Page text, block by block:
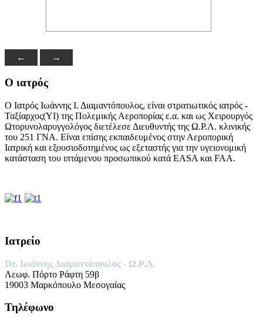
← →
Ο ιατρός
Ο Ιατρός Ιωάννης Ι. Διαμαντόπουλος, είναι στρατιωτικός ιατρός -
Ταξίαρχος(ΥΙ) της Πολεμικής Αεροπορίας ε.α. και ως Χειρουργός
Ωτορυνολαρυγγολόγος διετέλεσε Διευθυντής της Ω.Ρ.Λ. κλινικής
του 251 ΓΝΑ. Είναι επίσης εκπαιδευμένος στην Αεροπορική
Ιατρική και εξουσιοδοτημένος ως εξεταστής για την υγειονομική
κατάσταση του ιπτάμενου προσωπικού κατά EASA και FAA.
Ιατρείο
Dr. Ιωάννης Διαμαντόπουλος - Ω.Ρ.Λ.
Λεωφ. Πόρτο Ράφτη 59β
19003 Μαρκόπουλο Μεσογαίας
Τηλέφωνο